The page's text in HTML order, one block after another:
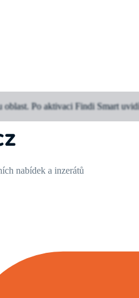
oblast. Po aktivaci Findi Smart
nabídek a inzerátů